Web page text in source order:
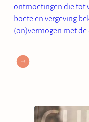
ontmoetingen die tot
boete en vergeving
(on)vermogen met